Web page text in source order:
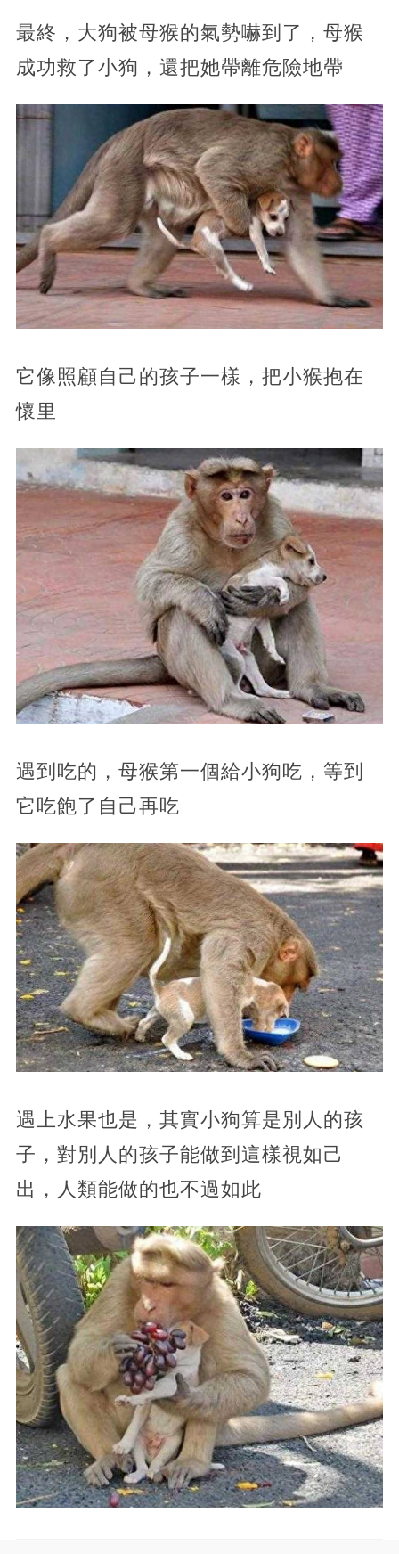
最終，大狗被母猴的氣勢嚇到了，母猴
成功救了小狗，還把她帶離危險地帶
它像照顧自己的孩子一樣，把小猴抱在
懷里
遇到吃的，母猴第一個給小狗吃，等到
它吃飽了自己再吃
遇上水果也是，其實小狗算是別人的孩
子，對別人的孩子能做到這樣視如己
出，人類能做的也不過如此